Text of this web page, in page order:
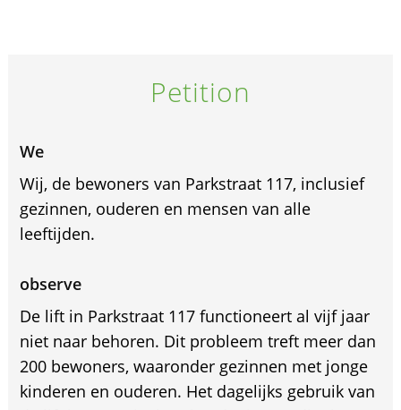
Petition
We
Wij, de bewoners van Parkstraat 117, inclusief
gezinnen, ouderen en mensen van alle
leeftijden.
observe
De lift in Parkstraat 117 functioneert al vijf jaar
niet naar behoren. Dit probleem treft meer dan
200 bewoners, waaronder gezinnen met jonge
kinderen en ouderen. Het dagelijks gebruik van